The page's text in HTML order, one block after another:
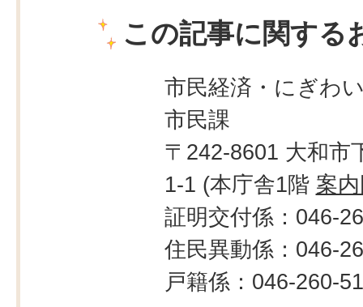
この記事に関する
市民経済・にぎわ
市民課
〒242-8601 大和市
1-1 (本庁舎1階 案
証明交付係：046-
住民異動係：046-
戸籍係：046-260-